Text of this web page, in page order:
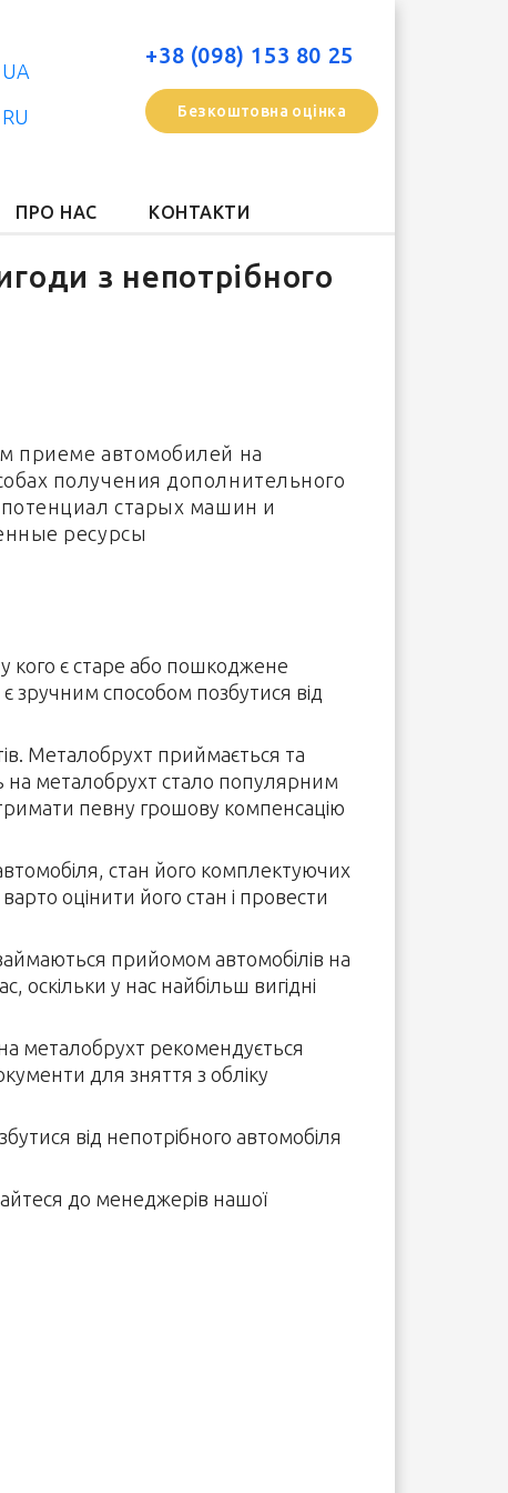
UA
RU
+38 (098) 153 80 25
Безкоштовна оцінка
ПРО НАС КОНТАКТИ
з непотрібного
приеме автомобилей на
получения дополнительного
старых машин и
ресурсы
кого є старе або пошкоджене
зручним способом позбутися від
Металобрухт приймається та
на металобрухт стало популярним
певну грошову компенсацію
стан його комплектуючих
оцінити його стан і провести
прийомом автомобілів на
у нас найбільш вигідні
металобрухт рекомендується
для зняття з обліку
від непотрібного автомобіля
до менеджерів нашої